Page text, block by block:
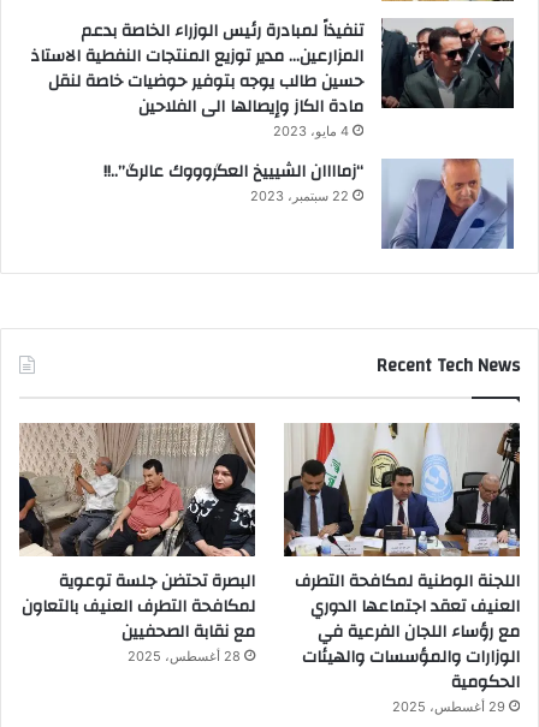
تنفيذاً لمبادرة رئيس الوزراء الخاصة بدعم
المزارعين… مدير توزيع المنتجات النفطية الاستاذ
حسين طالب يوجه بتوفير حوضيات خاصة لنقل
مادة الكاز وإيصالها الى الفلاحين
4 مايو، 2023
“زماااان الشيييخ العگروووك عالرگ”..!!
22 سبتمبر، 2023
Recent Tech News
اللجنة الوطنية لمكافحة التطرف
العنيف تعقد اجتماعها الدوري
مع رؤساء اللجان الفرعية في
الوزارات والمؤسسات والهيئات
الحكومية
29 أغسطس، 2025
البصرة تحتضن جلسة توعوية
لمكافحة التطرف العنيف بالتعاون
مع نقابة الصحفيين
28 أغسطس، 2025